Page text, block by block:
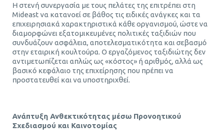
Η στενή συνεργασία με τους πελάτες της επιτρέπει στη
Mideast να κατανοεί σε βάθος τις ειδικές ανάγκες και τα
επιχειρησιακά χαρακτηριστικά κάθε οργανισμού, ώστε να
διαμορφώνει εξατομικευμένες πολιτικές ταξιδιών που
συνδυάζουν ασφάλεια, αποτελεσματικότητα και σεβασμό
στην εταιρική κουλτούρα. Ο εργαζόμενος ταξιδιώτης δεν
αντιμετωπίζεται απλώς ως «κόστος» ή αριθμός, αλλά ως
βασικό κεφάλαιο της επιχείρησης που πρέπει να
προστατευθεί και να υποστηριχθεί.
Ανάπτυξη Ανθεκτικότητας μέσω Προνοητικού
Σχεδιασμού και Καινοτομίας